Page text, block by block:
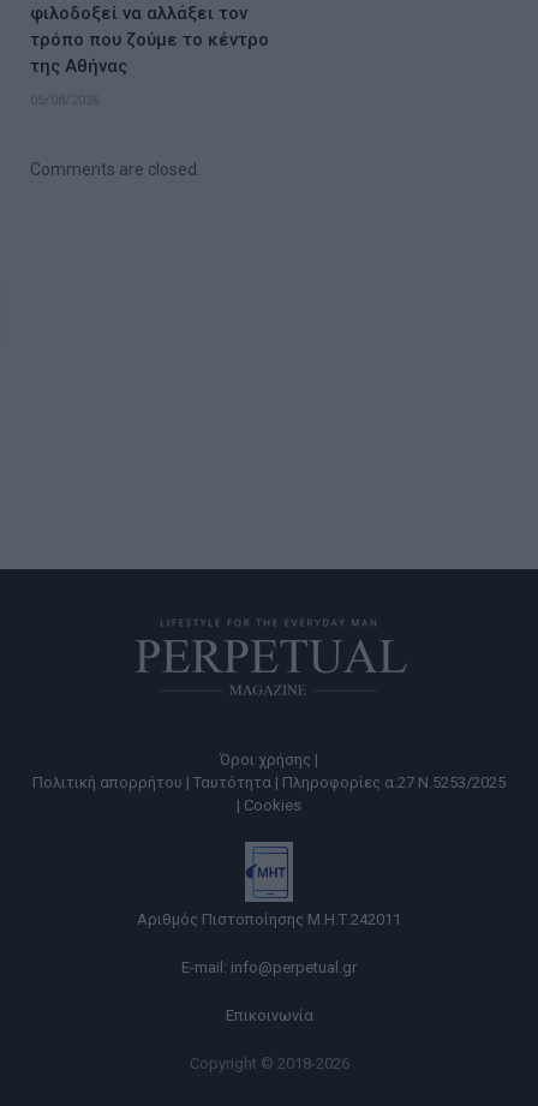
φιλοδοξεί να αλλάξει τον
τρόπο που ζούμε το κέντρο
της Αθήνας
05/08/2026
Comments are closed.
Όροι χρήσης |
Πολιτική απορρήτου | Ταυτότητα | Πληροφορίες α.27 Ν.5253/2025
| Cookies
Αριθμός Πιστοποίησης Μ.Η.Τ.242011
E-mail: info@perpetual.gr
Επικοινωνία
Copyright © 2018-2026